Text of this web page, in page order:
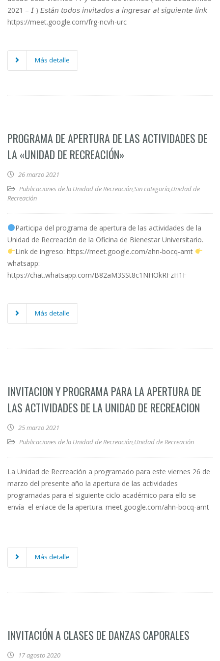
2021 – 𝘐 ) 𝘌𝘴𝘵á𝘯 𝘵𝘰𝘥𝘰𝘴 𝘪𝘯𝘷𝘪𝘵𝘢𝘥𝘰𝘴 𝘢 𝘪𝘯𝘨𝘳𝘦𝘴𝘢𝘳 𝘢𝘭 𝘴𝘪𝘨𝘶𝘪𝘦𝘯𝘵𝘦 𝘭𝘪𝘯𝘬
https://meet.google.com/frg-ncvh-urc
Más detalle
PROGRAMA DE APERTURA DE LAS ACTIVIDADES DE
LA «UNIDAD DE RECREACIÓN»
26 marzo 2021
Publicaciones de la Unidad de Recreación,Sin categoría,Unidad de
Recreación
Participa del programa de apertura de las actividades de la
Unidad de Recreación de la Oficina de Bienestar Universitario.
Link de ingreso: https://meet.google.com/ahn-bocq-amt
whatsapp:
https://chat.whatsapp.com/B82aM3SSt8c1NHOkRFzH1F
Más detalle
INVITACION Y PROGRAMA PARA LA APERTURA DE
LAS ACTIVIDADES DE LA UNIDAD DE RECREACION
25 marzo 2021
Publicaciones de la Unidad de Recreación,Unidad de Recreación
La Unidad de Recreación a programado para este viernes 26 de
marzo del presente año la apertura de las actividades
programadas para el siguiente ciclo académico para ello se
envía el enlace de la apertura. meet.google.com/ahn-bocq-amt
Más detalle
INVITACIÓN A CLASES DE DANZAS CAPORALES
17 agosto 2020